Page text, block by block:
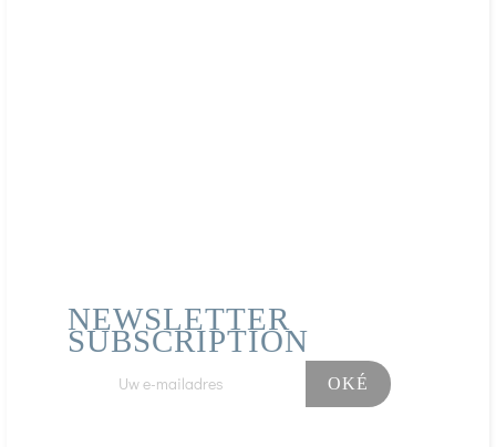
NEWSLETTER
SUBSCRIPTION